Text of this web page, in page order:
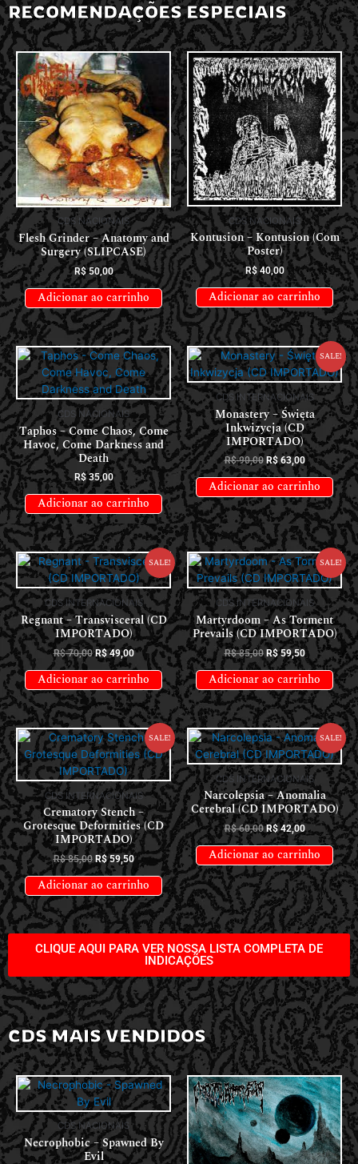
RECOMENDAÇÕES ESPECIAIS
CDS NACIONAIS
Flesh Grinder – Anatomy and
Surgery (SLIPCASE)
R$50,00
Adicionar ao carrinho
CDS NACIONAIS
Kontusion – Kontusion (Com
Poster)
R$40,00
Adicionar ao carrinho
CDS NACIONAIS
Taphos – Come Chaos, Come
Havoc, Come Darkness and
Death
R$35,00
Adicionar ao carrinho
Sale!
CDS INTERNACIONAIS
Monastery – Święta
Inkwizycja (CD
IMPORTADO)
R$90,00 R$63,00
Adicionar ao carrinho
Sale!
CDS INTERNACIONAIS
Regnant – Transvisceral (CD
IMPORTADO)
R$70,00 R$49,00
Adicionar ao carrinho
Sale!
CDS INTERNACIONAIS
Martyrdoom – As Torment
Prevails (CD IMPORTADO)
R$85,00 R$59,50
Adicionar ao carrinho
Sale!
CDS INTERNACIONAIS
Crematory Stench –
Grotesque Deformities (CD
IMPORTADO)
R$85,00 R$59,50
Adicionar ao carrinho
Sale!
CDS INTERNACIONAIS
Narcolepsia – Anomalia
Cerebral (CD IMPORTADO)
R$60,00 R$42,00
Adicionar ao carrinho
CLIQUE AQUI PARA VER NOSSA LISTA COMPLETA DE
INDICAÇÕES
CDS MAIS VENDIDOS
CDS NACIONAIS
Necrophobic – Spawned By
Evil